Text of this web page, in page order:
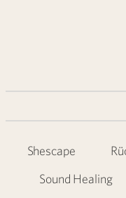
Shescape
Sound Healing